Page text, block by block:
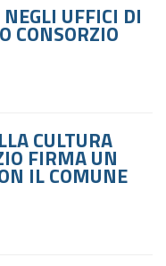
UFFICI DI
CONSORZIO
CULTURA
FIRMA UN
IL COMUNE